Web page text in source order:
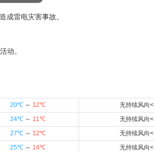
成雷电灾害事故。
动。
20℃ ～ 12℃
无持续风向
24℃ ～ 11℃
无持续风向
27℃ ～ 12℃
无持续风向
25℃ ～ 14℃
无持续风向